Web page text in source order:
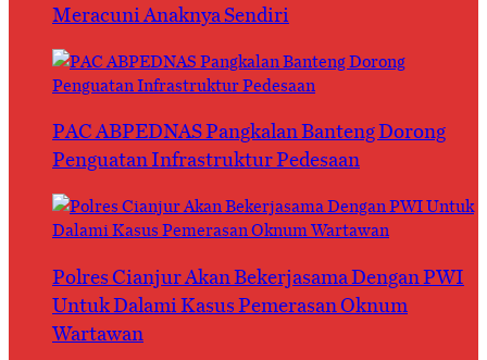
Meracuni Anaknya Sendiri
PAC ABPEDNAS Pangkalan Banteng Dorong
Penguatan Infrastruktur Pedesaan
Polres Cianjur Akan Bekerjasama Dengan PWI
Untuk Dalami Kasus Pemerasan Oknum
Wartawan